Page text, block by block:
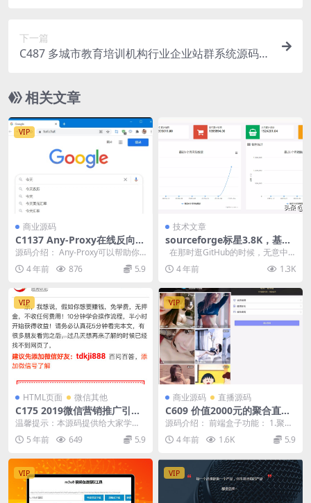
下一篇
C487 多城市教育培训机构行业企业站群系统源码，
相关文章
VIP
商业源码
C1137 Any-Proxy在线反向代
理源码
源码介绍： Any-Proxy可以帮助你
完美地反向代理浏览任意网站，免
去复杂的程...
4 年前 876 5.9
技术文章
sourceforge标星3.8K，基于
SpringBoot架构和CRM模式C
RM应用软件源代码撷取
在那时逛GitHub的时候，无意中
发现一个如前所述SpringBo...
4 年前 1.3K
VIP
HTML页面 微信其他
C175 2019微信营销推广引流
加好友页面html源码
温馨提示：本源码提供给大家学习
研究借鉴美工之用，请勿用于商业
和违法用途，无任何技...
5 年前 649 5.9
VIP
商业源码 直播源码
C609 价值2000元的聚合直播
盒子原生源码 安卓+IOS+超级
源码介绍： 前端盒子功能： 1.聚合
130个直播平台 2.精彩视频 3.电视
直播...4 年前 1.6K 5.9
VIP VIP